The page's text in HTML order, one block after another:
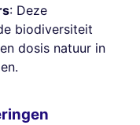
: Deze
biodiversiteit
dosis natuur in